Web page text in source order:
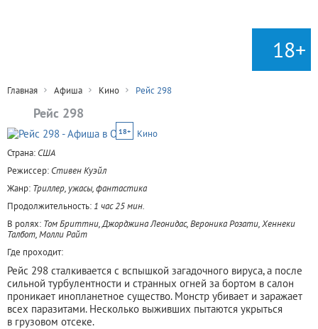
18+
Главная Афиша Кино Рейс 298
Рейс 298
18+
Кино
Страна: США
Режиссер: Стивен Куэйл
Жанр: Триллер, ужасы, фантастика
Продолжительность: 1 час 25 мин.
В ролях: Том Бриттни, Джорджина Леонидас, Вероника Розати, Хеннеки
Талбот, Молли Райт
Где проходит:
Рейс 298 сталкивается с вспышкой загадочного вируса, а после
сильной турбулентности и странных огней за бортом в салон
проникает инопланетное существо. Монстр убивает и заражает
всех паразитами. Несколько выживших пытаются укрыться
в грузовом отсеке.